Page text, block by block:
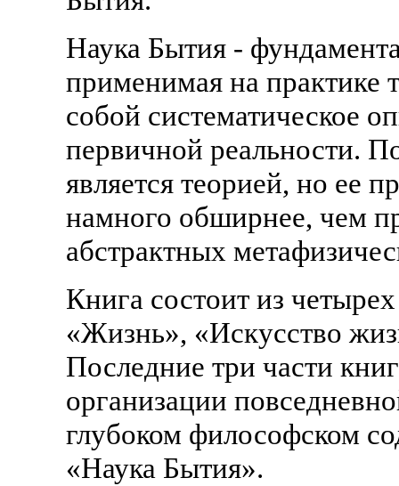
Наука Бытия -
применимая на практике
собой систематическое
первичной реальности.
является теорией, но ее
намного обширнее, чем
абстрактных
Книга состоит из
«Жизнь», «Искусство
Последние три части
организации
глубоком философском
«Наука Бытия».